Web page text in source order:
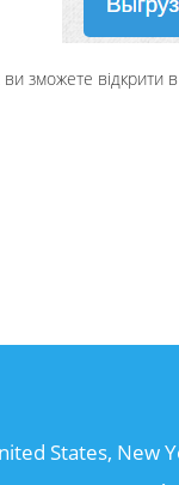
ви зможете
States, New